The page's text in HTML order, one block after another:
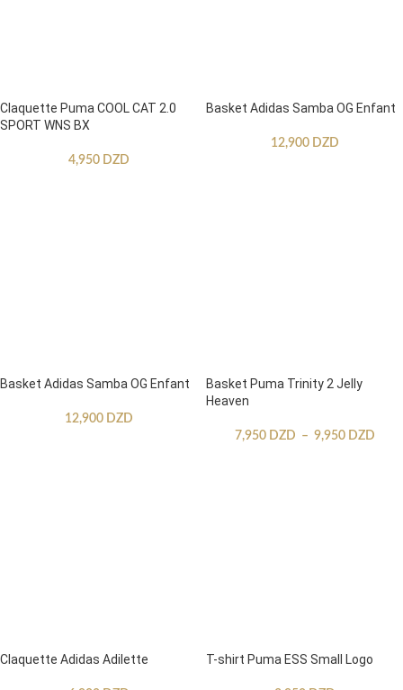
Claquette Puma COOL CAT 2.0
SPORT WNS BX
4,950 DZD
Basket Adidas Samba OG Enfant
12,900 DZD
Basket Adidas Samba OG Enfant
12,900 DZD
Basket Puma Trinity 2 Jelly
Heaven
7,950 DZD – 9,950 DZD
Claquette Adidas Adilette T-shirt Puma ESS Small Logo